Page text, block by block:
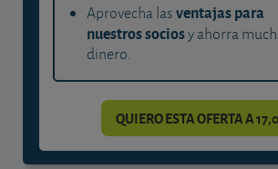
Aprovecha lasventajas para
nuestros sociosy ahorra
dinero.
QUIERO ESTA OFERTA A